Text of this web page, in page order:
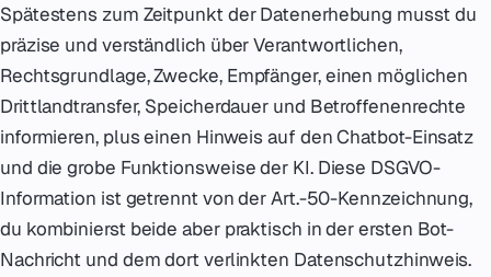
Spätestens zum Zeitpunkt der Datenerhebung musst du
präzise und verständlich über Verantwortlichen,
Rechtsgrundlage, Zwecke, Empfänger, einen möglichen
Drittlandtransfer, Speicherdauer und Betroffenenrechte
informieren, plus einen Hinweis auf den Chatbot-Einsatz
und die grobe Funktionsweise der KI. Diese DSGVO-
Information ist getrennt von der Art.-50-Kennzeichnung,
du kombinierst beide aber praktisch in der ersten Bot-
Nachricht und dem dort verlinkten Datenschutzhinweis.